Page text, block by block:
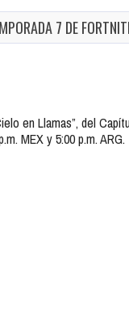
7 DE
en Llamas”, del
MEX y 5:00 p.m. ARG.